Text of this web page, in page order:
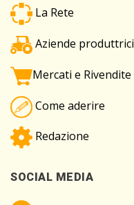
La Rete
Aziende produttrici
Mercati e Rivendite
Come aderire
Redazione
SOCIAL MEDIA